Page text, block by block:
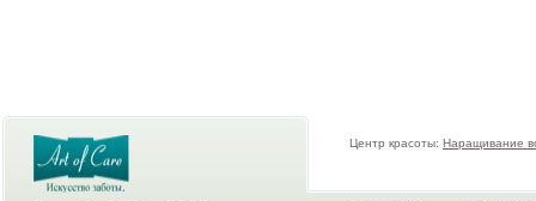
Центр красоты: Наращивание